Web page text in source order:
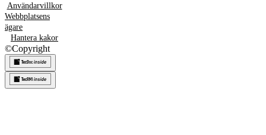
Användarvillkor
Webbplatsens
ägare
Hantera kakor
©Copyright